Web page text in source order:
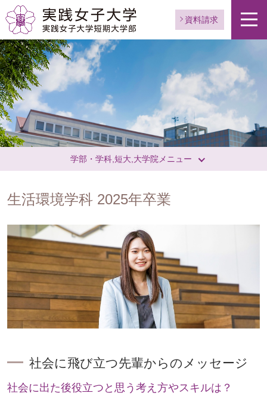
資料請求
学部・学科,短大,大学院メニュー
生活環境学科 2025年卒業
社会に飛び立つ先輩からのメッセージ
社会に出た後役立つと思う考え方やスキルは？
ー